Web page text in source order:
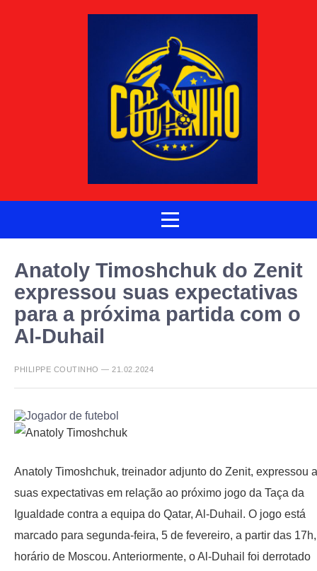
Anatoly Timoshchuk do Zenit
expressou suas expectativas
para a próxima partida com o
Al-Duhail
PHILIPPE COUTINHO — 21.02.2024
Anatoly Timoshchuk, treinador adjunto do Zenit, expressou
suas expectativas em relação ao próximo jogo da Taça da
Igualdade contra a equipa do Qatar, Al-Duhail. O jogo está
marcado para segunda-feira, 5 de fevereiro, a partir das 17h,
horário de Moscou. Anteriormente, o Al-Duhail foi derrotado